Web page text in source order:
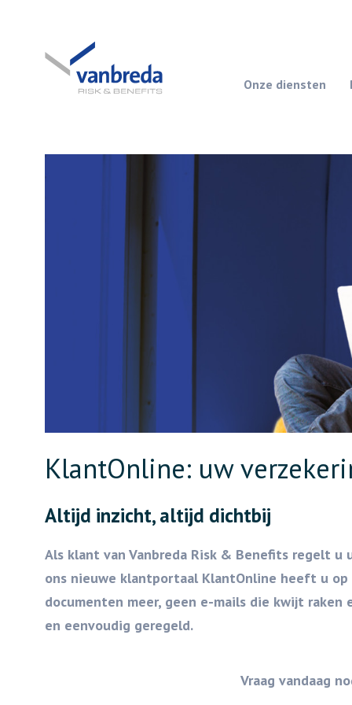
Onze diensten
KlantOnline: uw
Altijd inzicht, altijd dichtbij
Als klant van Vanbreda Risk & Benefits regelt
ons nieuwe klantportaal KlantOnline heeft u op
documenten meer, geen e-mails die kwijt
en eenvoudig geregeld.
Vraag vandaag